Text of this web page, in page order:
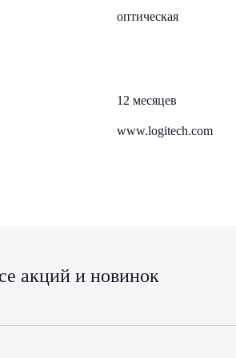
оптическая
12 месяцев
www.logitech.com
акций и новинок